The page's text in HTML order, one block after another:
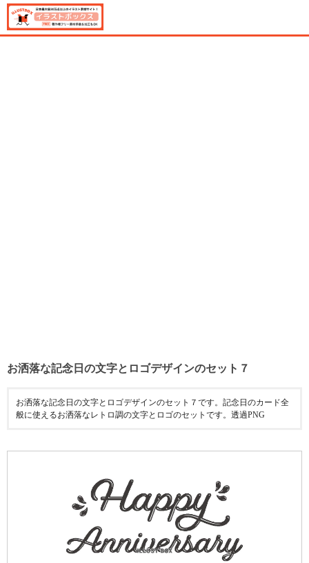
お洒落な記念日の文字とロゴデザインのセット７
お洒落な記念日の文字とロゴデザインのセット７です。記念日のカード全
般に使えるお洒落なレトロ調の文字とロゴのセットです。透過PNG